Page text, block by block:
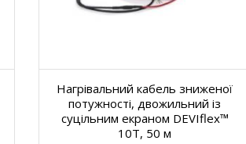
Нагрівальний кабель зниженої
потужності, двожильний із
суцільним екраном DEVIflex™
10T, 50 м